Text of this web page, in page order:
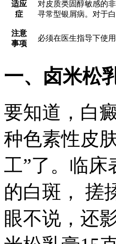
适应
症
对皮质类固醇敏感的
寻常型银屑病。对于
注意
事项
必须在医生指导下使
一、卤米松
要知道，白
种色素性皮
工”了。临床
的白斑， 搓
眼不说，还